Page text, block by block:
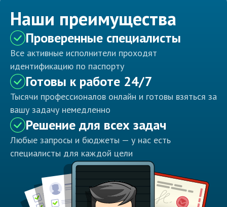
Наши преимущества
Проверенные специалисты
Все активные исполнители проходят
идентификацию по паспорту
Готовы к работе 24/7
Тысячи профессионалов онлайн и готовы взяться за
вашу задачу немедленно
Решение для всех задач
Любые запросы и бюджеты — у нас есть
специалисты для каждой цели